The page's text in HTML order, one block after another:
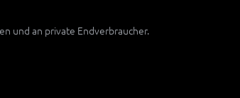
und an private Endverbraucher.